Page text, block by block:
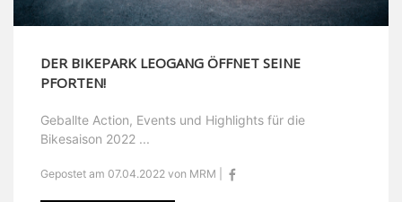
DER BIKEPARK LEOGANG ÖFFNET SEINE
PFORTEN!
Geballte Action, Events und Highlights für die
Bikesaison 2022 ...
Gepostet am 07.04.2022 von MRM |